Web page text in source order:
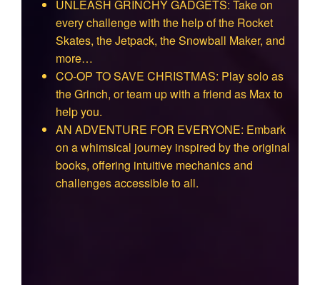
UNLEASH GRINCHY GADGETS: Take on
every challenge with the help of the Rocket
Skates, the Jetpack, the Snowball Maker, and
more…
CO-OP TO SAVE CHRISTMAS: Play solo as
the Grinch, or team up with a friend as Max to
help you.
AN ADVENTURE FOR EVERYONE: Embark
on a whimsical journey inspired by the original
books, offering intuitive mechanics and
challenges accessible to all.